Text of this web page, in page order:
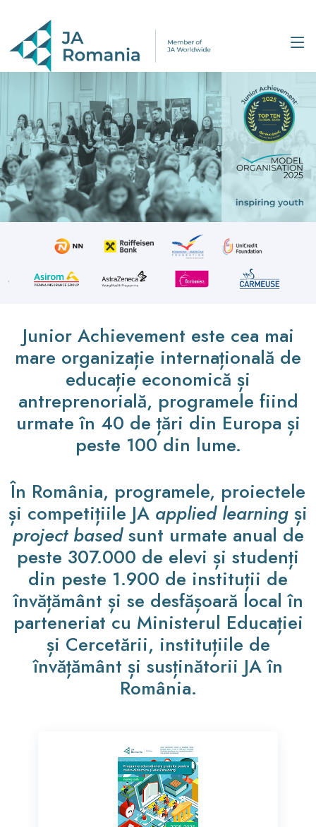
Junior Achievement este cea mai
mare organizație internațională de
educație economică și
antreprenorială, programele fiind
urmate în 40 de țări din Europa și
peste 100 din lume.
În România, programele, proiectele
și competițiile JA applied learning și
project basedsunt urmate anual de
peste 307.000 de elevi și studenți
din peste 1.900 de instituții de
învățământ și se desfășoară local în
parteneriat cu Ministerul Educației
și Cercetării, instituțiile de
învățământ și susținătorii JA în
România.